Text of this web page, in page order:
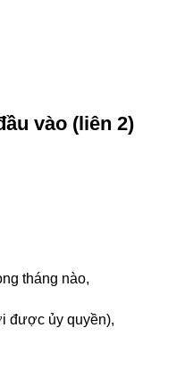
vào (liên 2)
tháng nào,
được ủy quyền),